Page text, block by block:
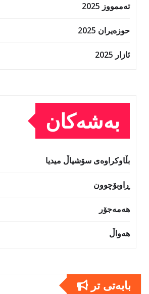
تەممووز 2025
حوزه‌یران 2025
ئازار 2025
بەشەکان
بڵاوکراوەی سۆشیاڵ میدیا
ڕاوبۆچوون
هەمەجۆر
هەواڵ
بابەتى تر